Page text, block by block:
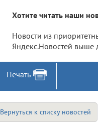
Хотите читать наши
Новости из
Яндекс.Новостей выше
Печать
Вернуться к списку новостей